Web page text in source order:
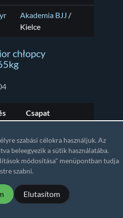
Akademia BJJ /
Kielce
chłopcy
Csapat
Academia Gorila/
Pawłowice
szabási célokra használjuk. Az
beleegyezik a sütik használatába.
módosítása" menüpontban tudja
szabni.
Elutasítom